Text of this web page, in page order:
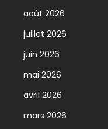
août 2026
juillet 2026
juin 2026
mai 2026
avril 2026
mars 2026